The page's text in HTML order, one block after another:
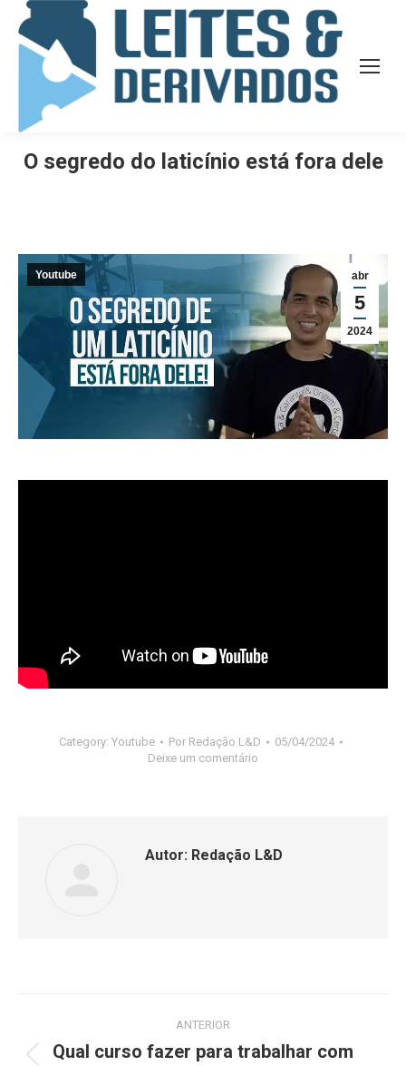
O segredo do laticínio está fora dele
abr
5
2024
Youtube
Category: Youtube Por Redação L&D
05/04/2024
Deixe um comentário
Autor: Redação L&D
ANTERIOR
Qual curso fazer para trabalhar com